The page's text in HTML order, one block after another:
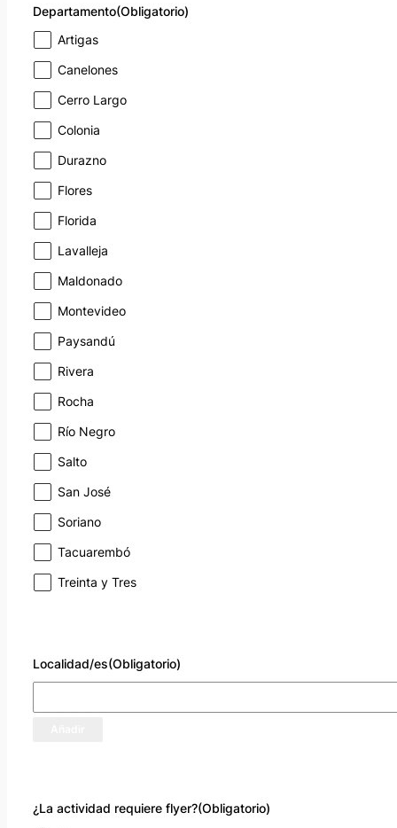
Departamento(Obligatorio)
Artigas
Canelones
Cerro Largo
Colonia
Durazno
Flores
Florida
Lavalleja
Maldonado
Montevideo
Paysandú
Rivera
Rocha
Río Negro
Salto
San José
Soriano
Tacuarembó
Treinta y Tres
Localidad/es(Obligatorio)
¿La actividad requiere flyer?(Obligatorio)